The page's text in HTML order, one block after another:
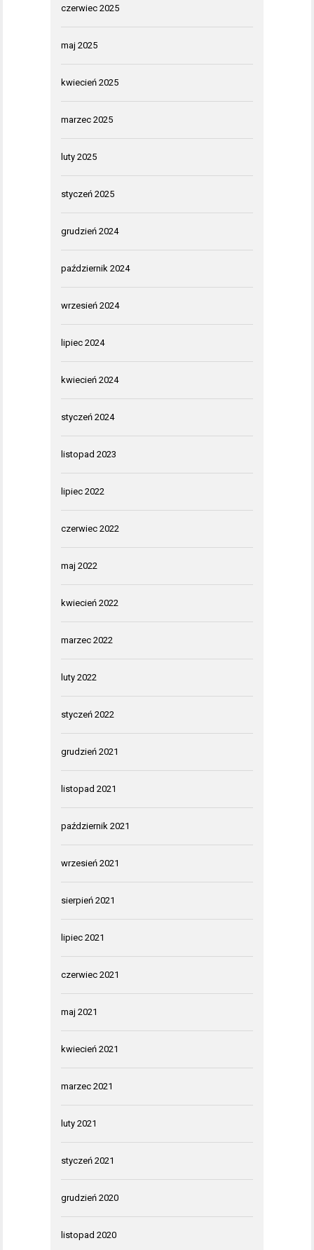
czerwiec 2025
maj 2025
kwiecień 2025
marzec 2025
luty 2025
styczeń 2025
grudzień 2024
październik 2024
wrzesień 2024
lipiec 2024
kwiecień 2024
styczeń 2024
listopad 2023
lipiec 2022
czerwiec 2022
maj 2022
kwiecień 2022
marzec 2022
luty 2022
styczeń 2022
grudzień 2021
listopad 2021
październik 2021
wrzesień 2021
sierpień 2021
lipiec 2021
czerwiec 2021
maj 2021
kwiecień 2021
marzec 2021
luty 2021
styczeń 2021
grudzień 2020
listopad 2020